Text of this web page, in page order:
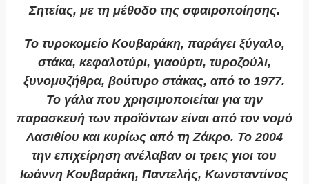
Σητείας, με τη μέθοδο της σφαιροποίησης.
Το τυροκομείο Κουβαράκη, παράγει ξύγαλο,
στάκα, κεφαλοτύρι, γιαούρτι, τυροζούλι,
ξυνομυζήθρα, βούτυρο στάκας, από το 1977.
Το γάλα που χρησιμοποιείται για την
παρασκευή των προϊόντων είναι από τον νομό
Λασιθίου και κυρίως από τη Ζάκρο. Το 2004
την επιχείρηση ανέλαβαν οι τρεις γιοι του
Ιωάννη Κουβαράκη, Παντελής, Κωνσταντίνος